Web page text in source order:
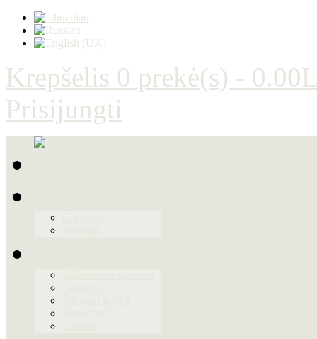
Krepšelis 0 prekė(s) -
Prisijungti